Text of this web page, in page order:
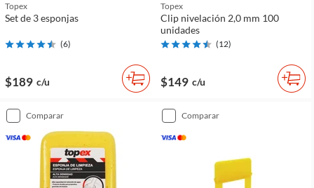
Topex
Set de 3 esponjas
(6)
$189 c/u
Topex
Clip nivelación 2,0 mm 100
unidades
(12)
$149 c/u
comparar comparar